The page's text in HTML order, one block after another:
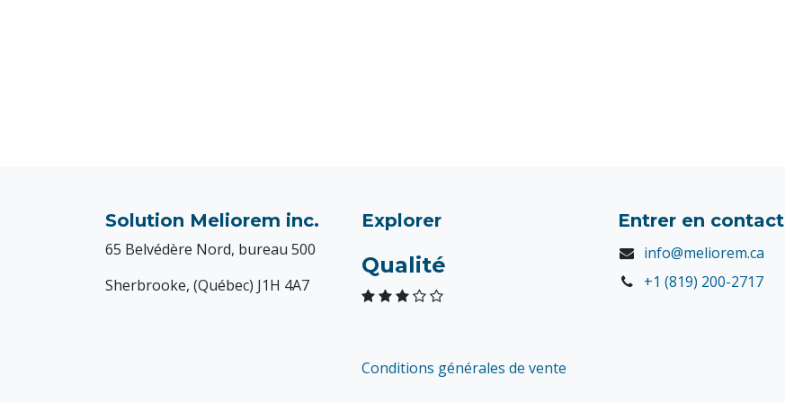
Solution Meliorem inc.
65 Belvédère Nord, bureau 500
Sherbrooke, (Québec) J1H 4A7
Explorer
Qualité
Conditions générales de vente
Entrer en contact
info@meliorem.ca
+1 (819) 200-2717